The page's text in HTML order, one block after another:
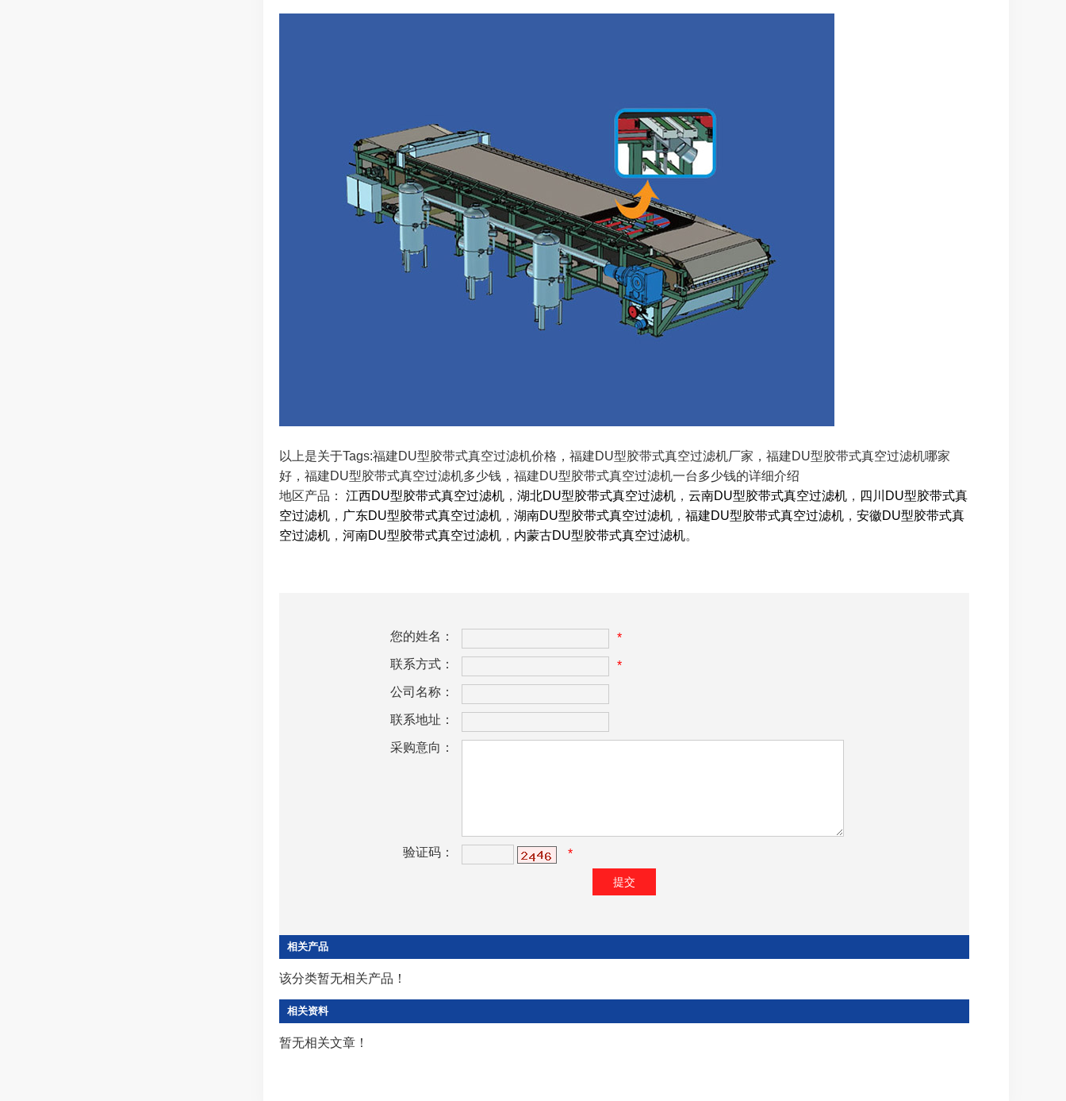
以上是关于Tags:福建DU型胶带式真空过滤机价格，福建DU型胶带式真空过滤机厂家，福建DU型胶带式真空过滤机哪家
好，福建DU型胶带式真空过滤机多少钱，福建DU型胶带式真空过滤机一台多少钱的详细介绍
地区产品： 江西DU型胶带式真空过滤机 ， 湖北DU型胶带式真空过滤机 ， 云南DU型胶带式真空过滤机 ， 四川DU型胶带式真
空过滤机 ， 广东DU型胶带式真空过滤机 ， 湖南DU型胶带式真空过滤机 ， 福建DU型胶带式真空过滤机 ， 安徽DU型胶带式真
空过滤机 ， 河南DU型胶带式真空过滤机 ， 内蒙古DU型胶带式真空过滤机。
您的姓名：
*
联系方式：
*
公司名称：
联系地址：
采购意向：
验证码： *
相关产品
该分类暂无相关产品！
相关资料
暂无相关文章！